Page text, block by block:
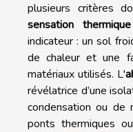
plusieurs critères
sensation
indicateur : un sol
de chaleur et une
matériaux utilisés. L'
révélatrice d’une
condensation ou de
ponts thermiques